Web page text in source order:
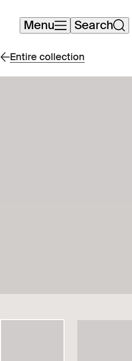
Skip
navigation
Menu Search
Entire collection